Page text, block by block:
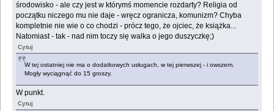
środowisko - ale czy jest w którymś momencie rozdarty? Religia od
początku niczego mu nie daje - wręcz ogranicza, komunizm? Chyba
kompletnie nie wie o co chodzi - prócz tego, że ojciec, że książka...
Natomiast - tak - nad nim toczy się walka o jego duszyczkę;)
Cytuj
W tej ostatniej nie ma o dodatkowych usługach, w tej pierwszej - i owszem.
Mogły wyciągnąć do 15 groszy.
W punkt.
Cytuj